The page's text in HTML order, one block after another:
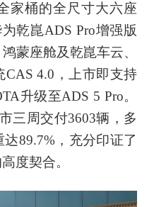
家桶的全尺寸大六座
乾崑ADS Pro增强版
蒙座舱及乾崑车云、
4.0，上市即支持
升级至ADS 5 Pro。
三周交付3603辆，多
89.7%，充分印证了
度契合。